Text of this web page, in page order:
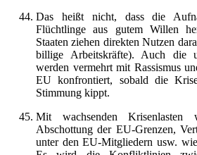
Das heißt nicht, dass die
Flüchtlinge aus gutem Willen
Staaten ziehen direkten Nutzen
billige Arbeitskräfte). Auch die
werden vermehrt mit Rassismus
EU konfrontiert, sobald die
Stimmung kippt.
Mit wachsenden
Abschottung der EU-Grenzen,
unter den EU-Mitgliedern usw.